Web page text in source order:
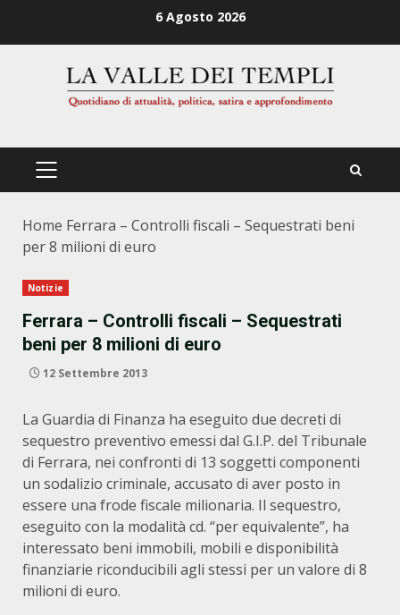
6 Agosto 2026
PRIMÄRES
Home Ferrara – Controlli fiscali – Sequestrati beni
per 8 milioni di euro
Notizie
Ferrara – Controlli fiscali – Sequestrati
beni per 8 milioni di euro
12 Settembre 2013
La Guardia di Finanza ha eseguito due decreti di
sequestro preventivo emessi dal G.I.P. del Tribunale
di Ferrara, nei confronti di 13 soggetti componenti
un sodalizio criminale, accusato di aver posto in
essere una frode fiscale milionaria. Il sequestro,
eseguito con la modalità cd. “per equivalente”, ha
interessato beni immobili, mobili e disponibilità
finanziarie riconducibili agli stessi per un valore di 8
milioni di euro.